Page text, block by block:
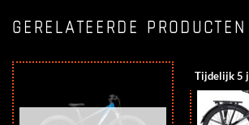
GERELATEERDE PRODUCTEN
Tijdelijk 5